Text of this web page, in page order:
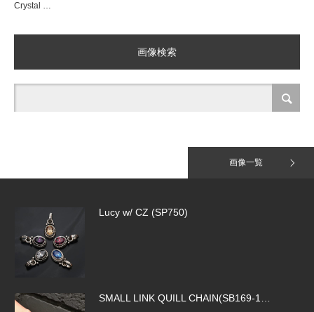
Crystal …
画像検索
画像一覧
Lucy w/ CZ (SP750)
SMALL LINK QUILL CHAIN(SB169-1…